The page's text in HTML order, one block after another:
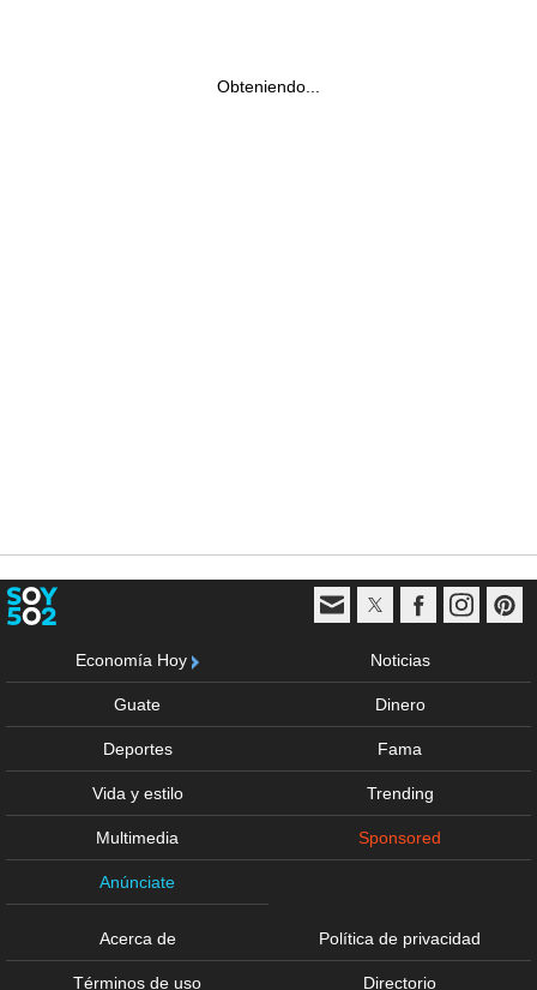
Obteniendo...
Economía Hoy Noticias
Guate Dinero
Deportes Fama
Vida y estilo Trending
Multimedia Sponsored
Anúnciate
Acerca de Política de privacidad
Términos de uso Directorio